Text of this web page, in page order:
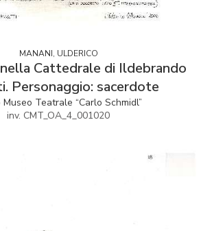
MANANI, ULDERICO
Cattedrale di Ildebrando
Personaggio: sacerdote
Museo Teatrale “Carlo Schmidl”
inv. CMT_OA_4_001020